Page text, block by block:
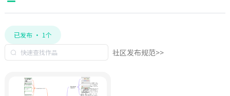
已发布 · 1个
社区发布规范>>